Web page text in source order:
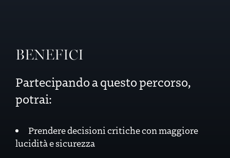
BENEFICI
Partecipando a questo percorso,
potrai:
Prendere decisioni critiche con maggiore
lucidità e sicurezza